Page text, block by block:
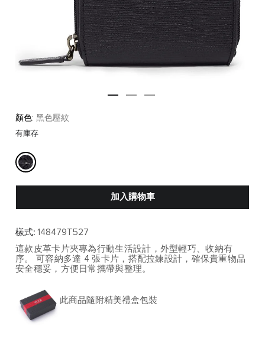
顏色: 黑色壓紋
有庫存
加入購物車
樣式: 148479T527
這款皮革卡片夾專為行動生活設計，外型輕巧、收納有
序。 可容納多達 4 張卡片，搭配拉鍊設計，確保貴重物品
安全穩妥，方便日常攜帶與整理。
此商品隨附精美禮盒包裝